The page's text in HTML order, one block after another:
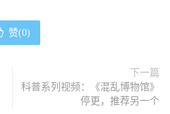
赞(0)
下一篇
科普系列视频：《混乱博物馆》
停更，推荐另一个